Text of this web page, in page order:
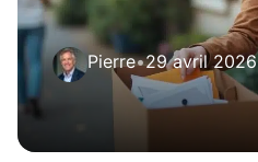
Pierre•29 avril 2026